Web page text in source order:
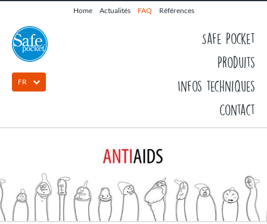
Home Actualités FAQ Références
FR
Safe Pocket
Produits
Infos techniques
Contact